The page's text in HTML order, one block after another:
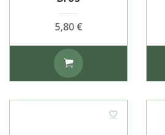
5,80 €